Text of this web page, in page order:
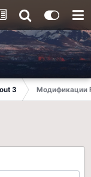
3 Модификации